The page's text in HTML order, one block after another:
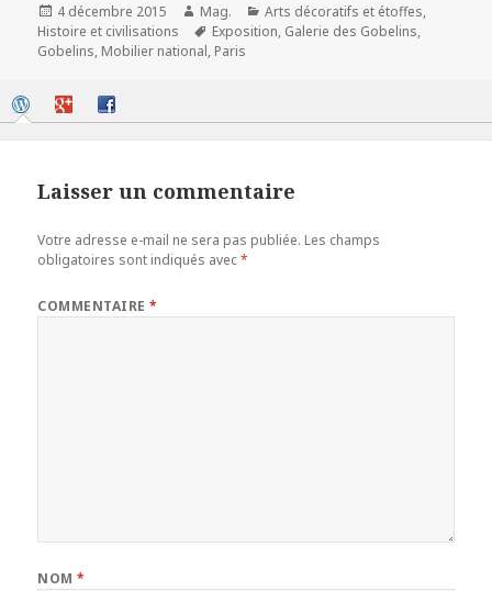
Publié
le
4 décembre 2015 Auteur
Mag. Catégories
Arts décoratifs et étoffes,
Histoire et civilisations
Mots-
clés
Exposition, Galerie des Gobelins,
Gobelins, Mobilier national, Paris
Laisser un commentaire
Votre adresse e-mail ne sera pas publiée. Les champs
obligatoires sont indiqués avec*
COMMENTAIRE*
NOM*